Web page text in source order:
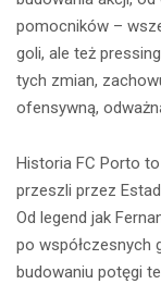
pomocników –
goli, ale też
tych zmian,
ofensywną,
Historia FC Porto
przeszli przez
Od legend jak
po współczesnych
budowaniu potęgi